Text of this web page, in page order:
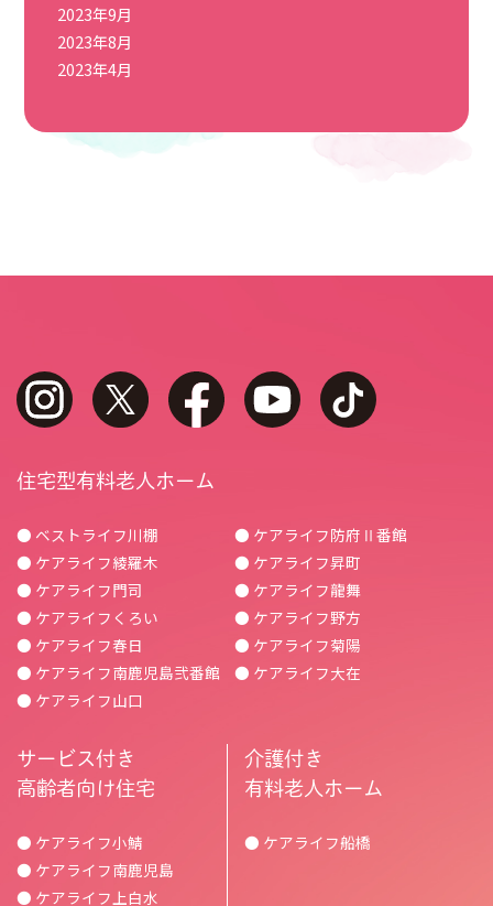
2023年9月
2023年8月
2023年4月
instagram twitter facebook youtube
住宅型有料老人ホーム
● ベストライフ川棚
● ケアライフ綾羅木
● ケアライフ門司
● ケアライフくろい
● ケアライフ春日
● ケアライフ南鹿児島弐番館
● ケアライフ山口
● ケアライフ防府Ⅱ番館
● ケアライフ昇町
● ケアライフ龍舞
● ケアライフ野方
● ケアライフ菊陽
● ケアライフ大在
サービス付き
高齢者向け住宅
● ケアライフ小鯖
● ケアライフ南鹿児島
● ケアライフ上白水
介護付き
有料老人ホーム
● ケアライフ船橋